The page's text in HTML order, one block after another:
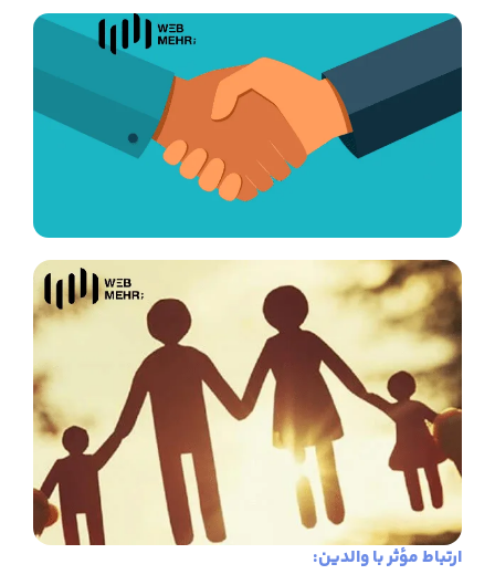
ارتباط مؤثر با والدین: